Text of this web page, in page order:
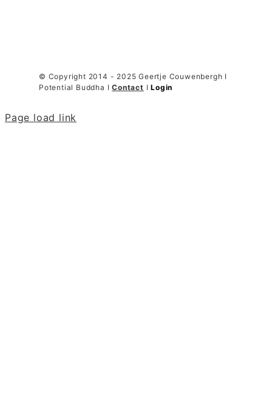
© Copyright 2014 - 2025 Geertje Couwenbergh I
Potential Buddha IContact ILogin
Page load link